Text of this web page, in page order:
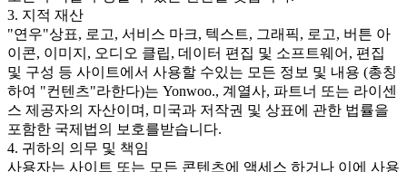
3. 지적 재산
"연우"상표, 로고, 서비스 마크, 텍스트, 그래픽, 로고, 버튼 아
이콘, 이미지, 오디오 클립, 데이터 편집 및 소프트웨어, 편집
및 구성 등 사이트에서 사용할 수있는 모든 정보 및 내용 (총칭
하여 "컨텐츠"라한다)는 Yonwoo., 계열사, 파트너 또는 라이센
스 제공자의 자산이며, 미국과 저작권 및 상표에 관한 법률을
포함한 국제법의 보호를받습니다.
4. 귀하의 의무 및 책임
사용자는 사이트 또는 모든 콘텐츠에 액세스 하거나 이에 사용